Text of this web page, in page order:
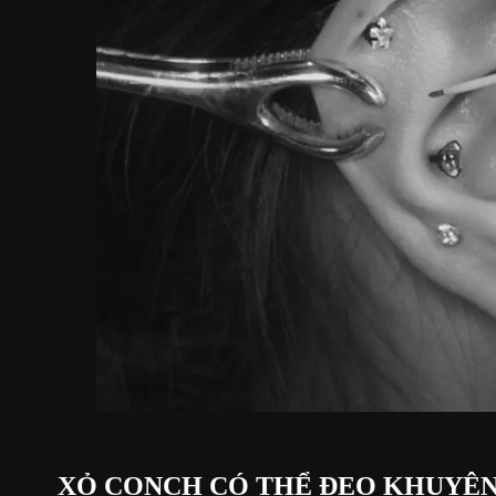
XỎ CONCH CÓ THỂ ĐEO